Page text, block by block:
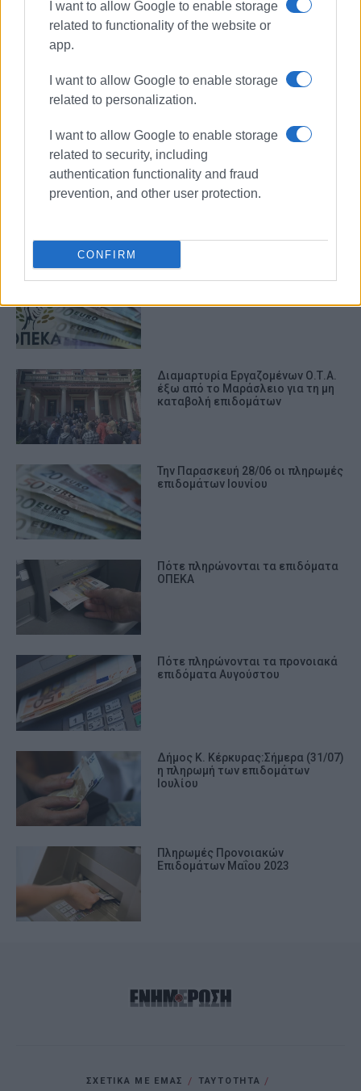
I want to allow Google to enable storage
related to functionality of the website or
app.
I want to allow Google to enable storage
related to personalization.
I want to allow Google to enable storage
related to security, including
authentication functionality and fraud
prevention, and other user protection.
CONFIRM
επιδόματα πληρωμή
ΣΧΕΤΙΚA AΡΘΡΑ
Κινητοποιήσεις του Συνδικάτου
Ξενοδοχοϋπαλλήλων Κέρκυρας
Την Παρασκευή 29 Αυγούστου η
Διαμαρτυρία Εργαζομένων Ο.Τ.Α.
έξω από το Μαράσλειο για τη μη
καταβολή επιδομάτων
Την Παρασκευή 28/06 οι πληρωμές
επιδομάτων Ιουνίου
Πότε πληρώνονται τα επιδόματα
ΟΠΕΚΑ
Πότε πληρώνονται τα προνοιακά
επιδόματα Αυγούστου
Δήμος Κ. Κέρκυρας:Σήμερα (31/07)
η πληρωμή των επιδομάτων
Ιουλίου
Πληρωμές Προνοιακών
Επιδομάτων Μαΐου 2023
ΣΧΕΤΙΚΑ ΜΕ ΕΜΑΣ ΤΑΥΤΟΤΗΤΑ